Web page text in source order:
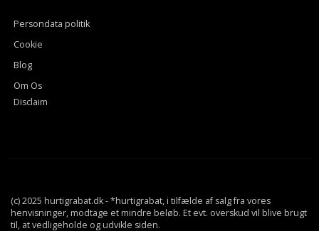
Persondata politik
Cookie
Blog
Om Os
Disclaim
(c) 2025 hurtigrabat.dk - *hurtigrabat, i tilfælde af salg fra vores
henvisninger, modtage et mindre beløb. Et evt. overskud vil blive brugt
til, at vedligeholde og udvikle siden.